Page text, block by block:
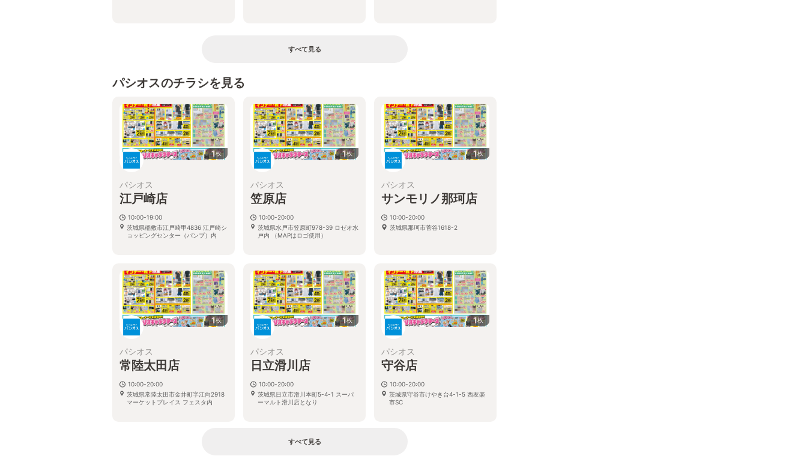
すべて見る
パシオスのチラシを見る
1枚
パシオス
江戸崎店
10:00-19:00
茨城県稲敷市江戸崎甲4836 江戸崎シ
ョッピングセンター（パンプ）内
1枚
パシオス
笠原店
10:00-20:00
茨城県水戸市笠原町978-39 ロゼオ水
戸内 （MAPはロゴ使用）
1枚
パシオス
サンモリノ那珂店
10:00-20:00
茨城県那珂市菅谷1618-2
1枚
パシオス
常陸太田店
10:00-20:00
茨城県常陸太田市金井町字江向2918
マーケットプレイス フェスタ内
1枚
パシオス
日立滑川店
10:00-20:00
茨城県日立市滑川本町5-4-1 スーパ
ーマルト滑川店となり
1枚
パシオス
守谷店
10:00-20:00
茨城県守谷市けやき台4-1-5 西友楽
市SC
すべて見る